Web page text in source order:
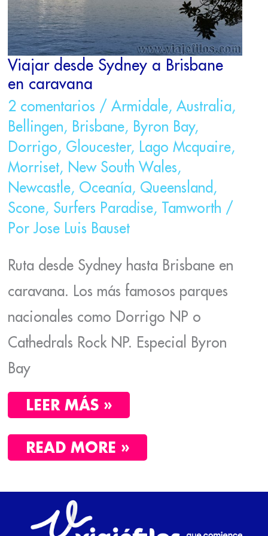
Viajar desde Sydney a Brisbane
en caravana
2 comentarios / Armidale, Australia,
Bellingen, Brisbane, Byron Bay,
Dorrigo, Gloucester, Lago Mcquaire,
Morriset, New South Wales,
Newcastle, Oceanía, Queensland ,
Scone, Surfers Paradise, Tamworth /
PorJose Luis Bauset
Ruta desde Sydney hasta Brisbane en
caravana. Los más famosos parques
nacionales como Dorrigo NP o
Cathedrals Rock NP. Especial Byron
Bay
LEER MÁS »
READ MORE »